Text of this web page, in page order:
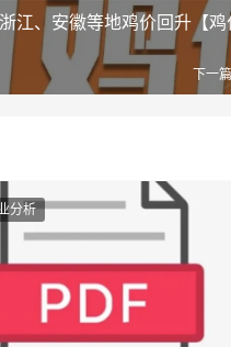
江、安徽等地鸡价回升【鸡
下一篇
分析